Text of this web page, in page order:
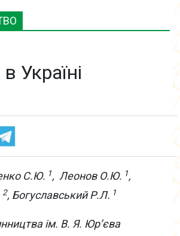
Україні
С.Ю. 1, Леонов О.Ю. 1,
2, Богуславський Р.Л. 1
ім. В. Я. Юр’єва